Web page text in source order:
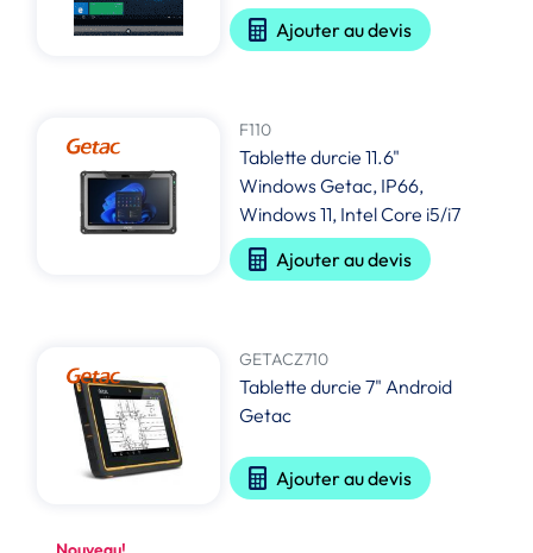
Ajouter au devis
F110
Tablette durcie 11.6"
Windows Getac, IP66,
Windows 11, Intel Core i5/i7
Ajouter au devis
GETACZ710
Tablette durcie 7" Android
Getac
Ajouter au devis